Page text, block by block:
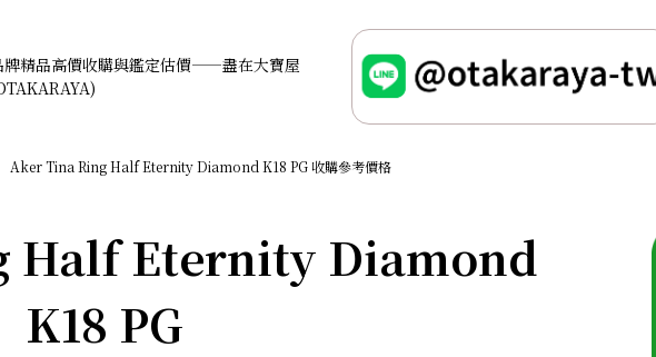
牌精品高價收購與鑑定估價——盡在大寶屋
Aker Tina Ring Half Eternity Diamond K18 PG 收購參考價格
Half Eternity Diamond
K18 PG